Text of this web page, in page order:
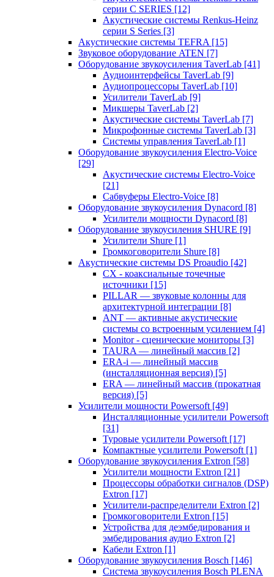
серии C SERIES [12]
Акустические системы Renkus-Heinz
серии S Series [3]
Акустические системы TEFRA [15]
Звуковое оборудование ATEN [7]
Оборудование звукоусиления TaverLab [41]
Аудиоинтерфейсы TaverLab [9]
Аудиопроцессоры TaverLab [10]
Усилители TaverLab [9]
Микшеры TaverLab [2]
Акустические системы TaverLab [7]
Микрофонные системы TaverLab [3]
Системы управления TaverLab [1]
Оборудование звукоусиления Electro-Voice
[29]
Акустические системы Electro-Voice
[21]
Сабвуферы Electro-Voice [8]
Оборудование звукоусиления Dynacord [8]
Усилители мощности Dynacord [8]
Оборудование звукоусиления SHURE [9]
Усилители Shure [1]
Громкоговорители Shure [8]
Акустические системы DS Proaudio [42]
CX - коаксиальные точечные
источники [15]
PILLAR — звуковые колонны для
архитектурной интеграции [8]
ANT — активные акустические
системы со встроенным усилением [4]
Monitor - сценические мониторы [3]
TAURA — линейный массив [2]
ERA-i — линейный массив
(инсталляционная версия) [5]
ERA — линейный массив (прокатная
версия) [5]
Усилители мощности Powersoft [49]
Инсталляционные усилители Powersoft
[31]
Туровые усилители Powersoft [17]
Компактные усилители Powersoft [1]
Оборудование звукоусиления Extron [58]
Усилители мощности Extron [21]
Процессоры обработки сигналов (DSP)
Extron [17]
Усилители-распределители Extron [2]
Громкоговорители Extron [15]
Устройства для деэмбедирования и
эмбедирования аудио Extron [2]
Кабели Extron [1]
Оборудование звукоусиления Bosch [146]
Система звукоусиления Bosch PLENA